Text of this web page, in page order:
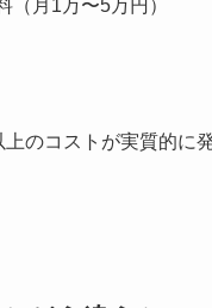
月1万〜5万円）
のコストが実質的に